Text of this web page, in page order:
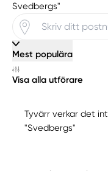
Svedbergs"
Mest populära
Visa alla utförare
Tyvärr verkar det
"Svedbergs"